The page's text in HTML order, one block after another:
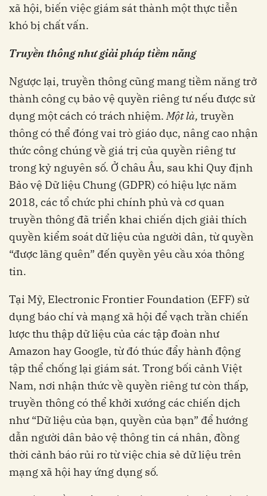
xã hội, biến việc giám sát thành một thực tiễn
khó bị chất vấn.
Truyền thông như giải pháp tiềm năng
Ngược lại, truyền thông cũng mang tiềm năng trở
thành công cụ bảo vệ quyền riêng tư nếu được sử
dụng một cách có trách nhiệm.Một là, truyền
thông có thể đóng vai trò giáo dục, nâng cao nhận
thức công chúng về giá trị của quyền riêng tư
trong kỷ nguyên số. Ở châu Âu, sau khi Quy định
Bảo vệ Dữ liệu Chung (GDPR) có hiệu lực năm
2018, các tổ chức phi chính phủ và cơ quan
truyền thông đã triển khai chiến dịch giải thích
quyền kiểm soát dữ liệu của người dân, từ quyền
“được lãng quên” đến quyền yêu cầu xóa thông
tin.
Tại Mỹ, Electronic Frontier Foundation (EFF) sử
dụng báo chí và mạng xã hội để vạch trần chiến
lược thu thập dữ liệu của các tập đoàn như
Amazon hay Google, từ đó thúc đẩy hành động
tập thể chống lại giám sát. Trong bối cảnh Việt
Nam, nơi nhận thức về quyền riêng tư còn thấp,
truyền thông có thể khởi xướng các chiến dịch
như “Dữ liệu của bạn, quyền của bạn” để hướng
dẫn người dân bảo vệ thông tin cá nhân, đồng
thời cảnh báo rủi ro từ việc chia sẻ dữ liệu trên
mạng xã hội hay ứng dụng số.